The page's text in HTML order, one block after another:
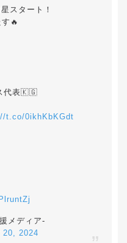
スタート！
🔥
代表🇰🇬
t.co/0ikhKbKGdt
メディア-
20, 2024